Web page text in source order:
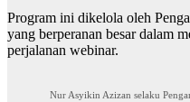
Program ini dikelola oleh
yang berperanan besar dalam
perjalanan webinar.
Nur Asyikin Azizan selaku